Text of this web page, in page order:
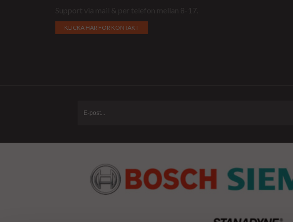
Support via mail & per telefon mellan 8-17.
KLICKA HÄR FÖR KONTAKT